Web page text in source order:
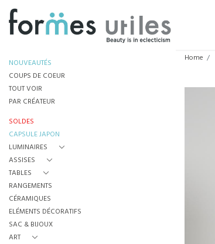
NOUVEAUTÉS
COUPS DE COEUR
TOUT VOIR
PAR CRÉATEUR
SOLDES
CAPSULE JAPON
LUMINAIRES
ASSISES
TABLES
RANGEMENTS
CÉRAMIQUES
ELÉMENTS DÉCORATIFS
SAC & BIJOUX
ART
Home